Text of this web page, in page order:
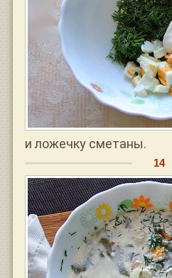
и ложечку сметаны.